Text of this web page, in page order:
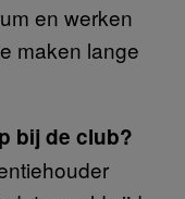
en werken
maken lange
bij de club?